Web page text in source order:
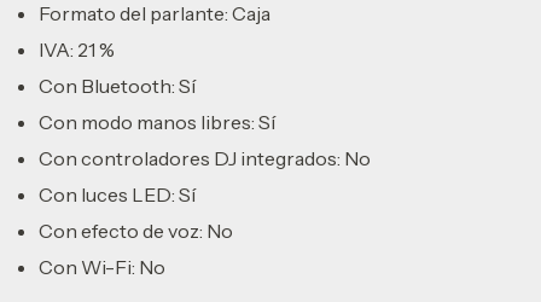
Formato del parlante: Caja
IVA: 21 %
Con Bluetooth: Sí
Con modo manos libres: Sí
Con controladores DJ integrados: No
Con luces LED: Sí
Con efecto de voz: No
Con Wi-Fi: No